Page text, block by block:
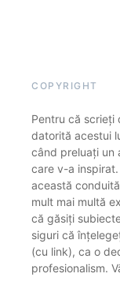
COPYRIGHT
Pentru că scrieți
datorită acestui
când preluați un
care v-a
această
mult mai multă
că găsiți
siguri că
(cu link), ca o
profesionalism.